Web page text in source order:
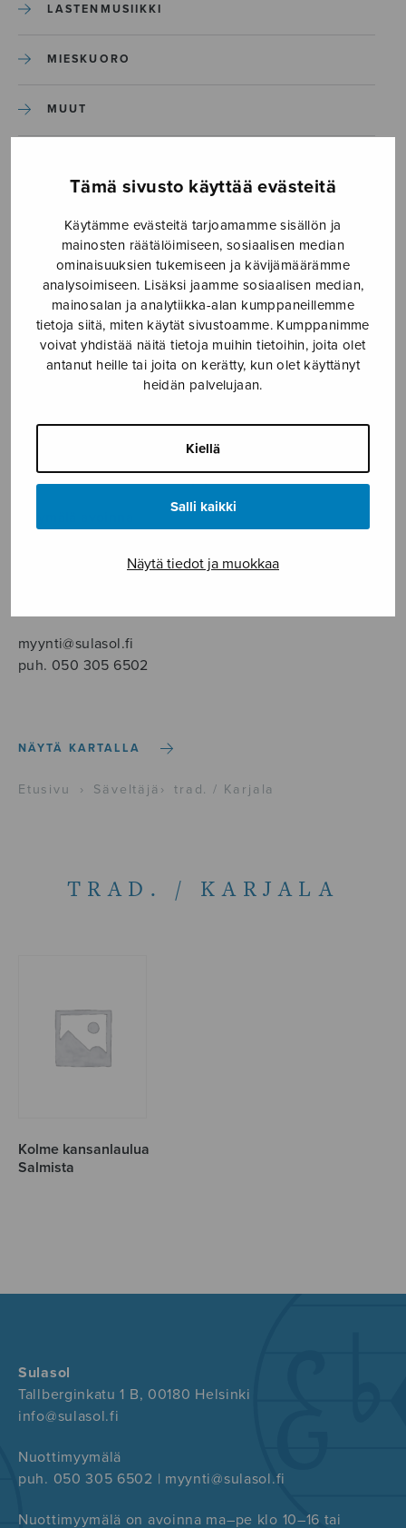
Tämä sivusto käyttää evästeitä
Käytämme evästeitä tarjoamamme sisällön ja
mainosten räätälöimiseen, sosiaalisen median
ominaisuuksien tukemiseen ja kävijämäärämme
analysoimiseen. Lisäksi jaamme sosiaalisen median,
mainosalan ja analytiikka-alan kumppaneillemme
tietoja siitä, miten käytät sivustoamme. Kumppanimme
voivat yhdistää näitä tietoja muihin tietoihin, joita olet
antanut heille tai joita on kerätty, kun olet käyttänyt
heidän palvelujaan.
Kiellä
Salli kaikki
Näytä tiedot ja muokkaa
LASTENMUSIIKKI
MIESKUORO
MUUT
SOITINKOULUT JA OPPAAT
SOITINMUSIIKKI
YKSINLAULU
Sulasol nuottikauppa
myynti@sulasol.fi
puh. 050 305 6502
NÄYTÄ KARTALLA
Etusivu › Säveltäjä › trad. / Karjala
TRAD. / KARJALA
Kolme kansanlaulua
Salmista
Sulasol
Tallberginkatu 1 B, 00180 Helsinki
info@sulasol.fi
Nuottimyymälä
puh. 050 305 6502 | myynti@sulasol.fi
Nuottimyymälä on avoinna ma–pe klo 10–16 tai